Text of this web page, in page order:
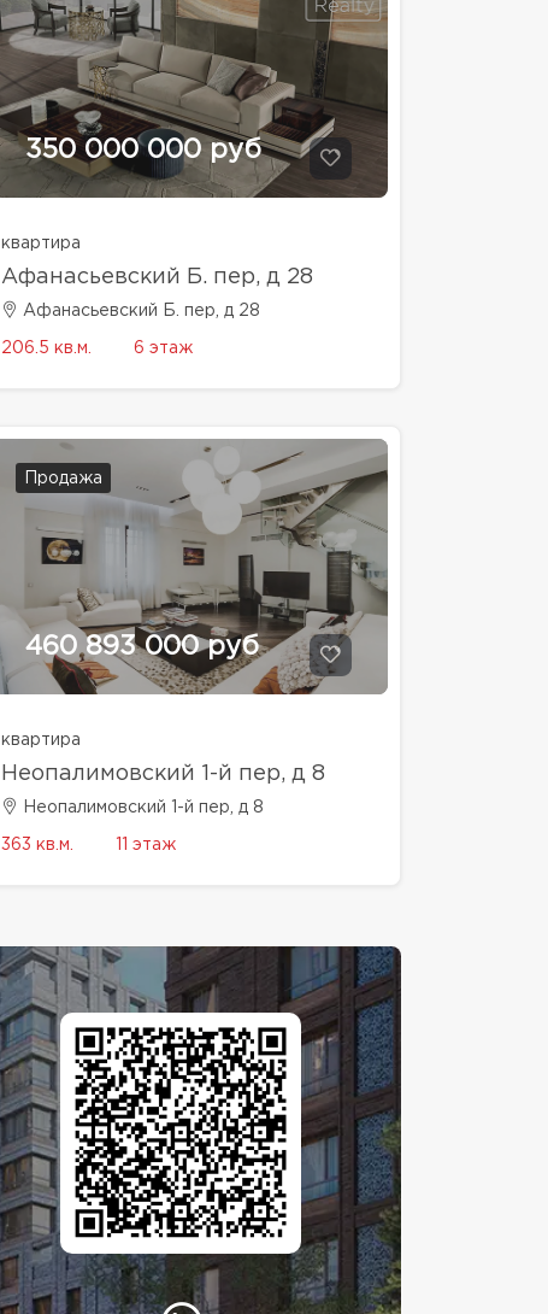
350 000 000 руб
квартира
Афанасьевский Б. пер, д 28
Афанасьевский Б. пер, д 28
206.5 кв.м. 6 этаж
Продажа
460 893 000 руб
квартира
Неопалимовский 1-й пер, д 8
Неопалимовский 1-й пер, д 8
363 кв.м. 11 этаж